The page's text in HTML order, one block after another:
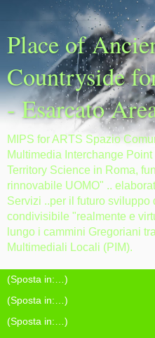
Place of
Countryside
- Esarcato
MIPS for ARTS Spazio
Multimedia Interchange
Territory Science in Roma,
rinnovabile UOMO" ..
Servizi ..per il futuro
condivisibile "realmente e
lungo i cammini Gregoriani
Multimediali Locali (PIM).